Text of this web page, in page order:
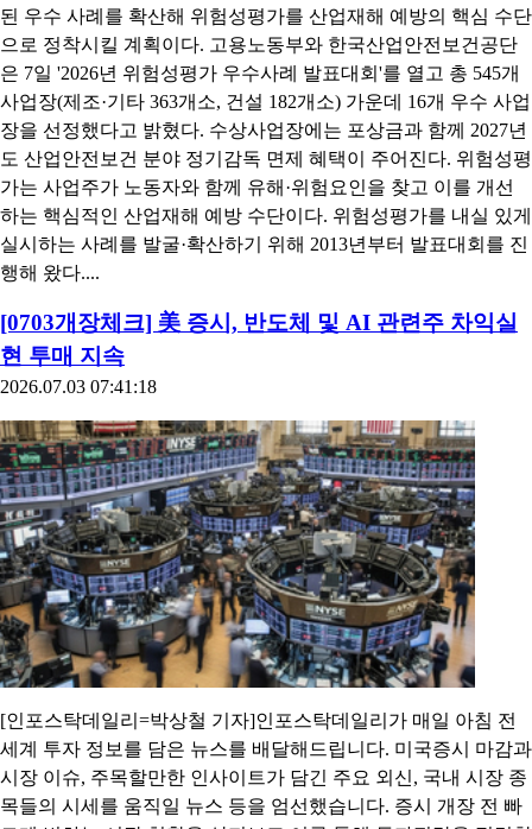
된 우수 사례를 확산해 위험성평가를 산업재해 예방의 핵심 수단
으로 정착시킬 계획이다. 고용노동부와 한국산업안전보건공단
은 7일 '2026년 위험성평가 우수사례 발표대회'를 열고 총 545개
사업장(제조·기타 363개소, 건설 182개소) 가운데 16개 우수 사업
장을 선정했다고 밝혔다. 수상사업장에는 포상금과 함께 2027년
도 산업안전보건 분야 정기감독 면제 혜택이 주어진다. 위험성평
가는 사업주가 노동자와 함께 유해·위험요인을 찾고 이를 개선
하는 핵심적인 산업재해 예방 수단이다. 위험성평가를 내실 있게
실시하는 사례를 발굴·확산하기 위해 2013년부터 발표대회를 진
행해 왔다....
[0703개장체크] 美 증시, 반도체 및 AI 관련주 차익실
현 투매 지속
2026.07.03 07:41:18
[인포스탁데일리=박상철 기자]인포스탁데일리가 매일 아침 전
세계 투자 정보를 담은 뉴스를 배달해드립니다. 미국증시 마감과
시장 이슈, 주목할만한 인사이트가 담긴 주요 외신, 국내 시장 종
목들의 시세를 움직일 뉴스 등을 엄선했습니다. 증시 개장 전 빠